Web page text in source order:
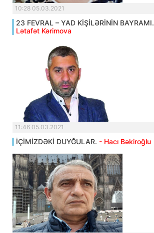
10:28 05.03.2021
23 FEVRAL – YAD KİŞİLƏRİNİN BAYRAMI.
Lətafət Kərimova
11:46 05.03.2021
İÇİMİZDƏKİ DUYĞULAR. - Hacı Bəkiroğlu